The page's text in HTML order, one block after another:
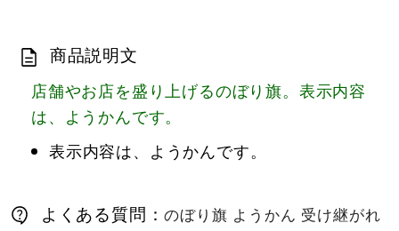
商品説明文
店舗やお店を盛り上げるのぼり旗。表示内容
は、ようかんです。
表示内容は、ようかんです。
よくある質問：のぼり旗 ようかん 受け継がれ